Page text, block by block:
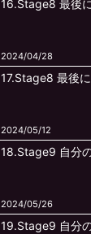
16.Stage8 最後
2024/04/28
17.Stage8 最後
2024/05/12
18.Stage9 自分
2024/05/26
19.Stage9 自分